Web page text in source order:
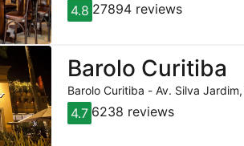
4.8 27894 reviews
Barolo Curitiba
Barolo Curitiba - Av. Silva
4.7 6238 reviews